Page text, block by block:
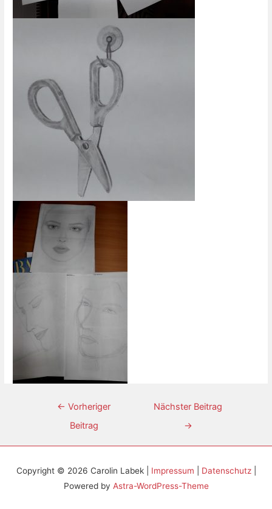
← Vorheriger
Beitrag
Nächster Beitrag
→
Copyright © 2026 Carolin Labek| Impressum Datenschutz|
Powered by Astra-WordPress-Theme